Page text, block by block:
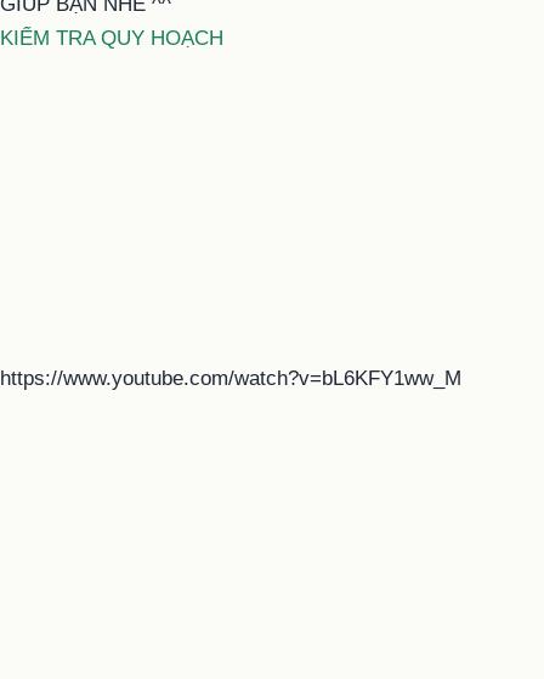
KIỂM TRA QUY HOẠCH
https://www.youtube.com/watch?v=bL6KFY1ww_M